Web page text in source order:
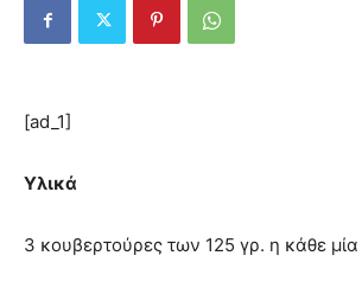
[ad_1]
Υλικά
3 κουβερτούρες των 125 γρ. η κάθε μία